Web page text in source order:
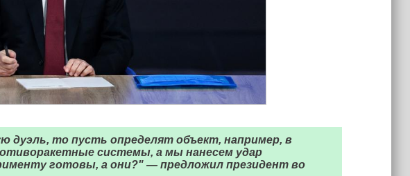
дуэль, то пусть определят объект, например, в
системы, а мы нанесем удар
готовы, а они?" — предложил президент во